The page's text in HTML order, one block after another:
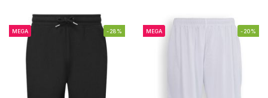
MEGA -28% MEGA -20%